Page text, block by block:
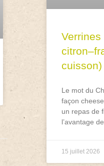
cuisson)
Le mot du
façon
un repas de
l’avantage
15 juillet 2026